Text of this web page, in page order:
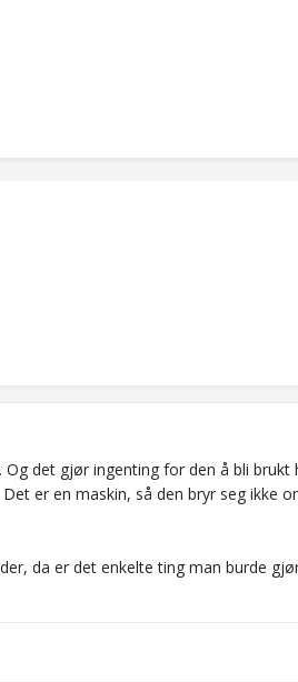
det gjør ingenting for den å bli brukt
er en maskin, så den bryr seg ikke
da er det enkelte ting man burde